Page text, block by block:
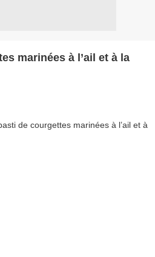
marinées à l’ail et à la